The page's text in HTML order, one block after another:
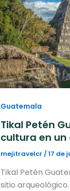
Guatemala
Tikal Petén
cultura en
mejitravelcr /17 de
Tikal Petén
sitio